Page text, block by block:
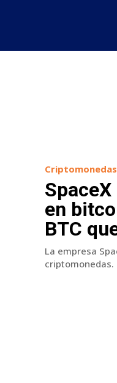
Criptomonedas
en
BTC
La empresa
criptomonedas.